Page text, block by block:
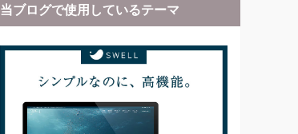
当ブログで使用しているテーマ